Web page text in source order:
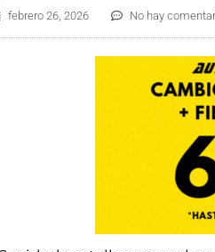
febrero 26, 2026 No hay